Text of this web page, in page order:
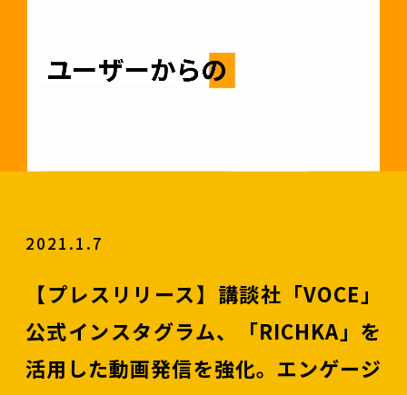
2021.1.7
【プレスリリース】講談社「VOCE」
公式インスタグラム、「RICHKA」を
活用した動画発信を強化。エンゲージ